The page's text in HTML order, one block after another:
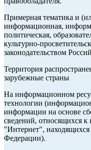
Примерная тематика и
информационная,
политическая,
культурно-
законодательством
Территория
зарубежные страны
На информационном
технологии
информации на основе
сведений, относящихся к
"Интернет",
Федерации).